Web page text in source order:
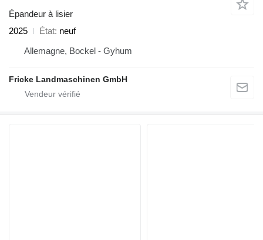
Épandeur à lisier
2025
État neuf
Allemagne, Bockel - Gyhum
Fricke Landmaschinen GmbH